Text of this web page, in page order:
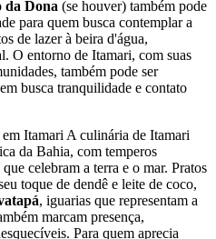
da Dona (se houver) também pode
para quem busca contemplar a
de lazer à beira d'água,
O entorno de Itamari, com suas
também pode ser
busca tranquilidade e contato
Itamari A culinária de Itamari
da Bahia, com temperos
celebram a terra e o mar. Pratos
toque de dendê e leite de coco,
, iguarias que representam a
marcam presença,
Para quem aprecia